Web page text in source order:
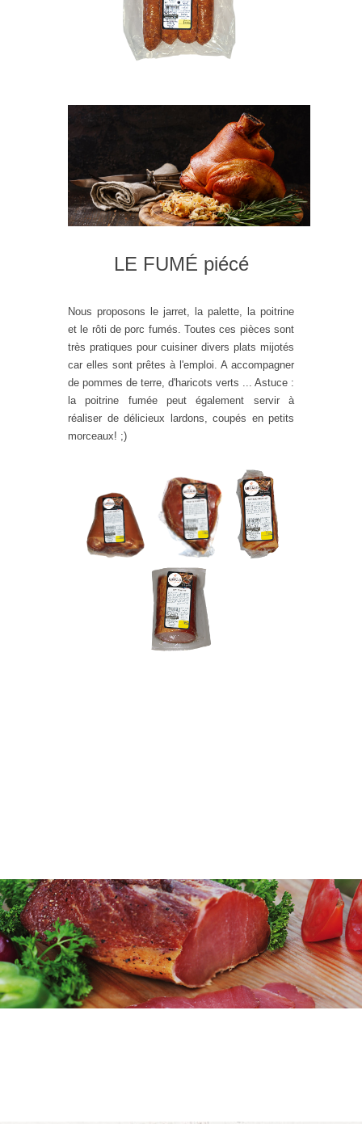
LE FUMÉ piécé
Nous proposons le jarret, la palette, la poitrine
et le rôti de porc fumés. Toutes ces pièces sont
très pratiques pour cuisiner divers plats mijotés
car elles sont prêtes à l'emploi. A accompagner
de pommes de terre, d'haricots verts ... Astuce :
la poitrine fumée peut également servir à
réaliser de délicieux lardons, coupés en petits
morceaux! ;)